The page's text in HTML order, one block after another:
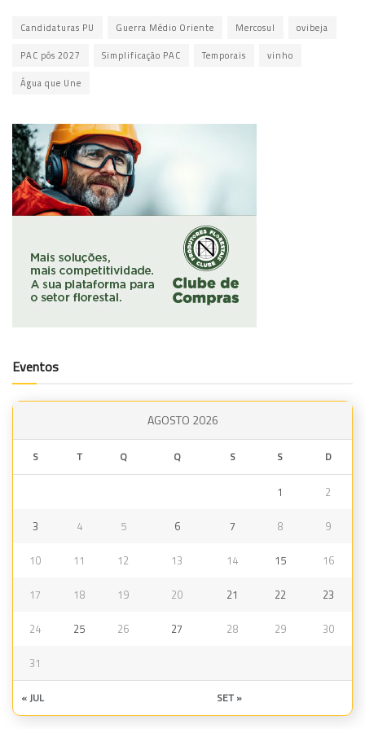
Candidaturas PU Guerra Médio Oriente Mercosul ovibeja
PAC pós 2027 Simplificação PAC Temporais vinho
Água que Une
Eventos
AGOSTO 2026
S T Q Q S S D
1 2
3 4 5 6 7 8 9
10 11 12 13 14 15 16
17 18 19 20 21 22 23
24 25 26 27 28 29 30
31
« JUL SET »